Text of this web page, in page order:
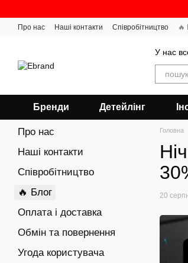
Про нас Наші контакти Співробітництво 🔥
У нас
Бренди Детейлінг
Головна
20
Про нас
Наші контакти
Співробітництво
🔥 Блог
Оплата і доставка
Обмін та повернення
Угода користувача